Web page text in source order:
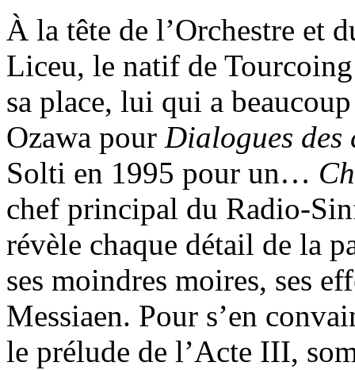
À la tête de l’Orchestre et
Liceu, le natif de
sa place, lui qui a
Ozawa pour Dialogues des
Solti en 1995 pour un…
chef principal du Radio-
révèle chaque détail de la
ses moindres moires, ses
Messiaen. Pour s’en
le prélude de l’Acte III,